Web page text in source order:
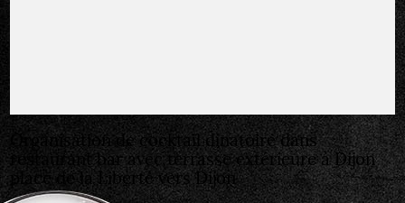
Organisation de cocktail dinatoire dans
restaurant bar avec terrasse extérieure à Dijon
place de la Liberté vers Dijon